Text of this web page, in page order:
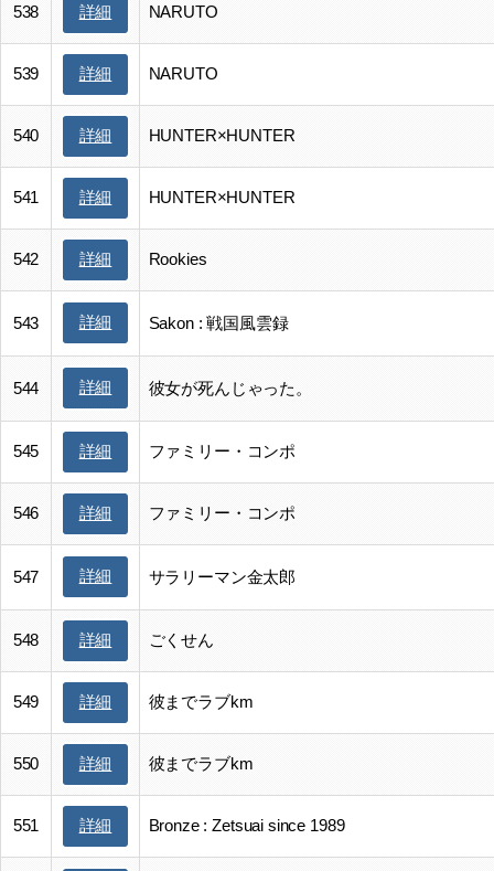
538 詳細 NARUTO
539 詳細 NARUTO
540 詳細 HUNTER×HUNTER
541 詳細 HUNTER×HUNTER
542 詳細 Rookies
543 詳細 Sakon : 戦国風雲録
544 詳細 彼女が死んじゃった。
545 詳細 ファミリー・コンポ
546 詳細 ファミリー・コンポ
547 詳細 サラリーマン金太郎
548 詳細 ごくせん
549 詳細 彼までラブkm
550 詳細 彼までラブkm
551 詳細 Bronze : Zetsuai since 1989